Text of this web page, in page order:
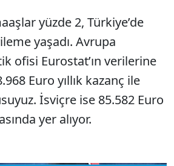
yüzde 2, Türkiye’de
yaşadı. Avrupa
ofisi Eurostat’ın verilerine
Euro yıllık kazanç ile
İsviçre ise 85.582 Euro
yer alıyor.